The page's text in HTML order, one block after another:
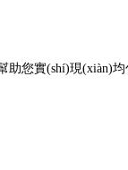
您實(shí)現(xiàn)均